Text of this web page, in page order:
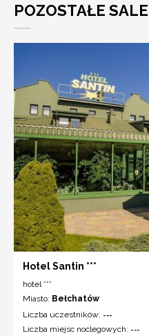
POZOSTAŁE
Hotel Santin ***
hotel ***
Miasto: Bełchatów
Liczba uczestników: ---
Liczba miejsc noclegowych: ---